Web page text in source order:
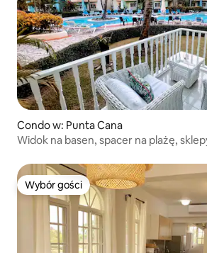
Condo w: Punta Cana
Widok na basen, spacer na plażę,
Wybór gości
Wybór gości